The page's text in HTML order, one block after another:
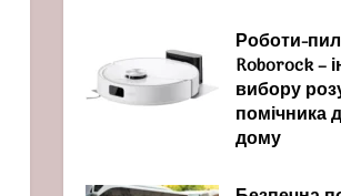
Роботи-
Roborock –
вибору
помічника
дому